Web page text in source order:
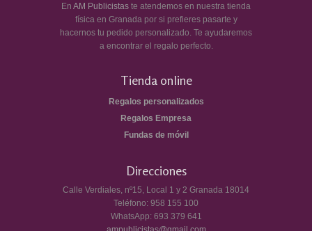
En AM Publicistas te atendemos en nuestra tienda
física en Granada por si prefieres pasarte y
hacernos tu pedido personalizado. Te ayudaremos
a encontrar el regalo perfecto.
Tienda online
Regalos personalizados
Regalos Empresa
Fundas de móvil
Direcciones
Calle Verdiales, nº15, Local 1 y 2 Granada 18014
Teléfono: 958 155 100
WhatsApp: 693 379 641